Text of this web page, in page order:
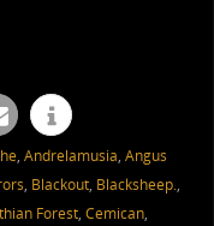
, Andrelamusia, Angus
, Blackout, Blacksheep.,
Forest, Cemican,